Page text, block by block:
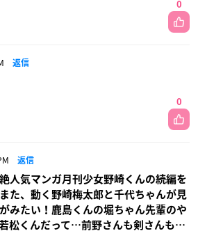
0
返信
0
返信
人気マンガ月刊少女野崎くんの続編を
た、動く野崎梅太郎と千代ちゃんが見
みたい！鹿島くんの堀ちゃん先輩のや
松くんだって…前野さんも剣さんも…